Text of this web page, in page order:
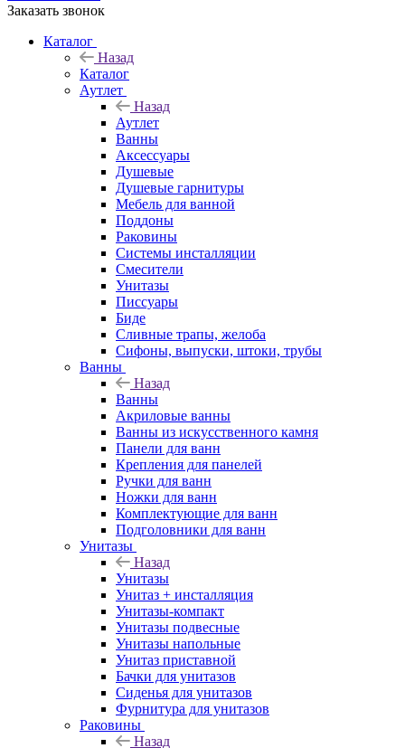
Заказать звонок
Каталог
Назад
Каталог
Аутлет
Назад
Аутлет
Ванны
Аксессуары
Душевые
Душевые гарнитуры
Мебель для ванной
Поддоны
Раковины
Системы инсталляции
Смесители
Унитазы
Писсуары
Биде
Сливные трапы, желоба
Сифоны, выпуски, штоки, трубы
Ванны
Назад
Ванны
Акриловые ванны
Ванны из искусственного камня
Панели для ванн
Крепления для панелей
Ручки для ванн
Ножки для ванн
Комплектующие для ванн
Подголовники для ванн
Унитазы
Назад
Унитазы
Унитаз + инсталляция
Унитазы-компакт
Унитазы подвесные
Унитазы напольные
Унитаз приставной
Бачки для унитазов
Сиденья для унитазов
Фурнитура для унитазов
Раковины
Назад